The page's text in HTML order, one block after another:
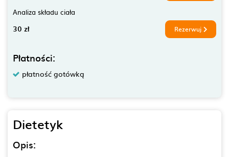
Analiza składu ciała
30 zł Rezerwuj
Płatności:
płatność gotówką
Dietetyk
Opis: